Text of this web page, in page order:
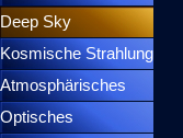
Deep Sky
Kosmische Strahlung
Atmosphärisches
Optisches